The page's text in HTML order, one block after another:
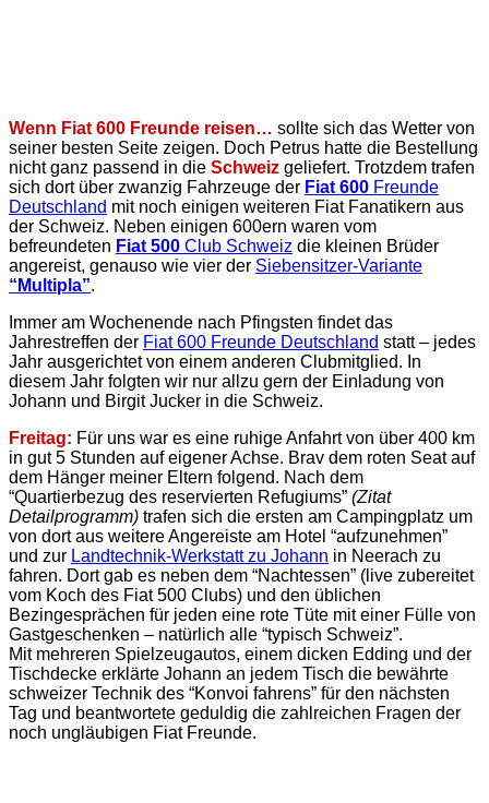
Wenn Fiat 600 Freunde reisen… sollte sich das Wetter von
seiner besten Seite zeigen. Doch Petrus hatte die Bestellung
nicht ganz passend in die Schweiz geliefert. Trotzdem trafen
sich dort über zwanzig Fahrzeuge der Fiat 600 Freunde
Deutschland mit noch einigen weiteren Fiat Fanatikern aus
der Schweiz. Neben einigen 600ern waren vom
befreundeten Fiat 500 Club Schweiz die kleinen Brüder
angereist, genauso wie vier der Siebensitzer-Variante
“Multipla”.
Immer am Wochenende nach Pfingsten findet das
Jahrestreffen der Fiat 600 Freunde Deutschland statt – jedes
Jahr ausgerichtet von einem anderen Clubmitglied. In
diesem Jahr folgten wir nur allzu gern der Einladung von
Johann und Birgit Jucker in die Schweiz.
Freitag: Für uns war es eine ruhige Anfahrt von über 400 km
in gut 5 Stunden auf eigener Achse. Brav dem roten Seat auf
dem Hänger meiner Eltern folgend. Nach dem
“Quartierbezug des reservierten Refugiums” (Zitat
Detailprogramm) trafen sich die ersten am Campingplatz um
von dort aus weitere Angereiste am Hotel “aufzunehmen”
und zur Landtechnik-Werkstatt zu Johann in Neerach zu
fahren. Dort gab es neben dem “Nachtessen” (live zubereitet
vom Koch des Fiat 500 Clubs) und den üblichen
Bezingesprächen für jeden eine rote Tüte mit einer Fülle von
Gastgeschenken – natürlich alle “typisch Schweiz”.
Mit mehreren Spielzeugautos, einem dicken Edding und der
Tischdecke erklärte Johann an jedem Tisch die bewährte
schweizer Technik des “Konvoi fahrens” für den nächsten
Tag und beantwortete geduldig die zahlreichen Fragen der
noch ungläubigen Fiat Freunde.